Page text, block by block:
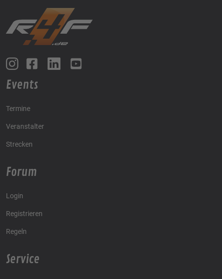
Events
Termine
Veranstalter
Strecken
Forum
Login
Registrieren
Regeln
Service